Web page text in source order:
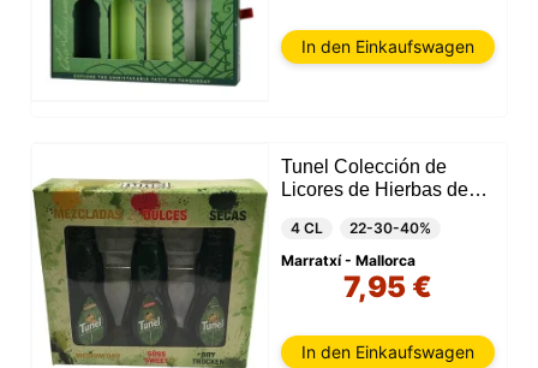
In den Einkaufswagen
Tunel Colección de
Licores de Hierbas de
4 CL
22-30-40%
Marratxí - Mallorca
7,95 €
In den Einkaufswagen